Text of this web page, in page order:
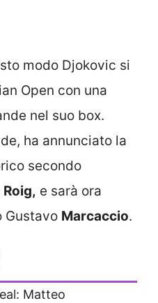
modo Djokovic si
Open con una
nel suo box.
ha annunciato la
secondo
e sarà ora
Gustavo Marcaccio.
Matteo